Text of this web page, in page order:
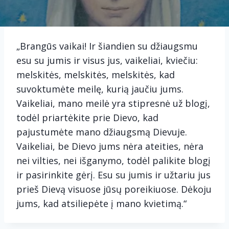
„Brangūs vaikai! Ir šiandien su džiaugsmu
esu su jumis ir visus jus, vaikeliai, kviečiu:
melskitės, melskitės, melskitės, kad
suvoktumėte meilę, kurią jaučiu jums.
Vaikeliai, mano meilė yra stipresnė už blogį,
todėl priartėkite prie Dievo, kad
pajustumėte mano džiaugsmą Dievuje.
Vaikeliai, be Dievo jums nėra ateities, nėra
nei vilties, nei išganymo, todėl palikite blogį
ir pasirinkite gėrį. Esu su jumis ir užtariu jus
prieš Dievą visuose jūsų poreikiuose. Dėkoju
jums, kad atsiliepėte į mano kvietimą.“